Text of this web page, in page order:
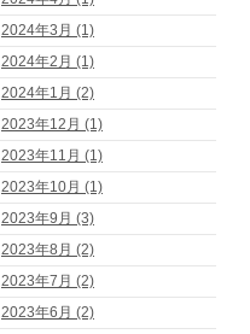
2024年3月 (1)
2024年2月 (1)
2024年1月 (2)
2023年12月 (1)
2023年11月 (1)
2023年10月 (1)
2023年9月 (3)
2023年8月 (2)
2023年7月 (2)
2023年6月 (2)